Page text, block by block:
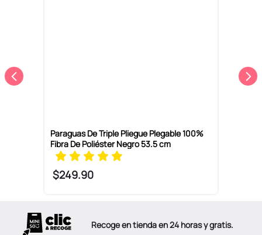
Paraguas De Triple Pliegue Plegable 100%
Fibra De Poliéster Negro 53.5 cm
$249.90
Recoge en tienda en 24 horas y gratis.